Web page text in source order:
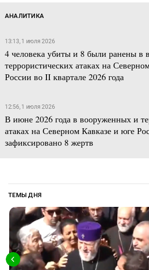
АНАЛИТИКА
13:13, 1 июля 2026
4 человека убиты и 8 были ранены в
террористических атаках на
России во II квартале 2026 года
12:56, 1 июля 2026
В июне 2026 года в вооруженных и
атаках на Северном Кавказе и юге
зафиксировано 8 жертв
ТЕМЫ ДНЯ